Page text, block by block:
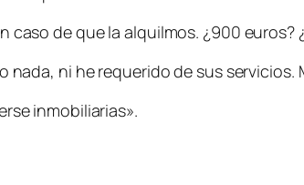
caso de que la alquilmos. ¿900
nada, ni he requerido de sus
inmobiliarias».